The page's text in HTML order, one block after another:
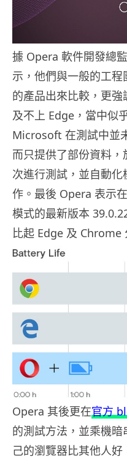
據 Opera 軟件開發總
示，他們與一般的工
的產品出來比較，更
及不上 Edge，當中似
Microsoft 在測試中並
而只提供了部份資料
次進行測試，並自動
作。最後 Opera 表示
模式的最新版本
比起 Edge 及 Chrome
Opera 其後更在官方
的測試方法，並乘機
己的瀏覽器比其他人